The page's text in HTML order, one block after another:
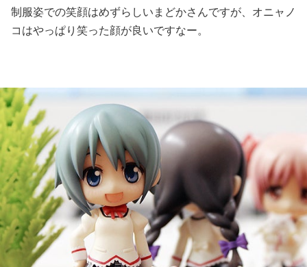
制服姿での笑顔はめずらしいまどかさんですが、オニャノ
コはやっぱり笑った顔が良いですなー。